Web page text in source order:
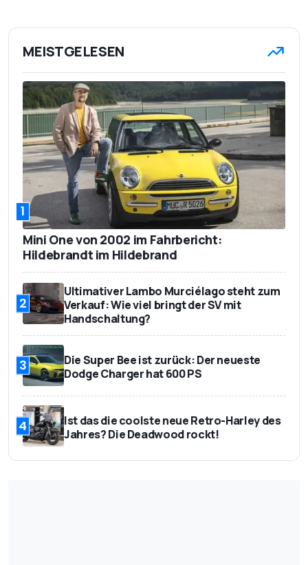
MEISTGELESEN
1
Mini One von 2002 im Fahrbericht:
Hildebrandt im Hildebrand
2
Ultimativer Lambo Murciélago steht zum
Verkauf: Wie viel bringt der SV mit
Handschaltung?
3
Die Super Bee ist zurück: Der neueste
Dodge Charger hat 600 PS
4
Ist das die coolste neue Retro-Harley des
Jahres? Die Deadwood rockt!